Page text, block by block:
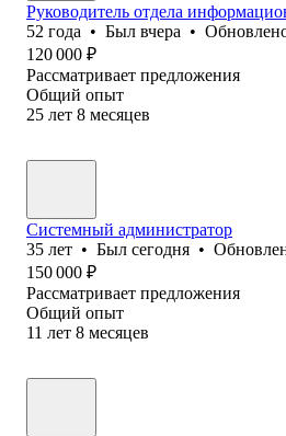
Руководитель отдела
52 года • Был вчера •
120 000 ₽
Рассматривает предложения
Общий опыт
25 лет 8 месяцев
Системный администратор
35 лет • Был сегодня •
150 000 ₽
Рассматривает предложения
Общий опыт
11 лет 8 месяцев